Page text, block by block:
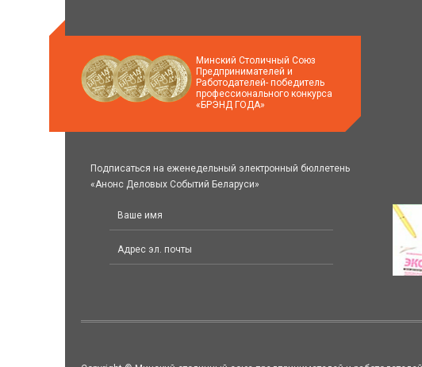
Минский Столичный Союз
Предпринимателей и
Работодателей- победитель
профессионального конкурса
«БРЭНД ГОДА»
Подписаться на еженедельный электронный бюллетень
«Анонс Деловых Событий Беларуси»